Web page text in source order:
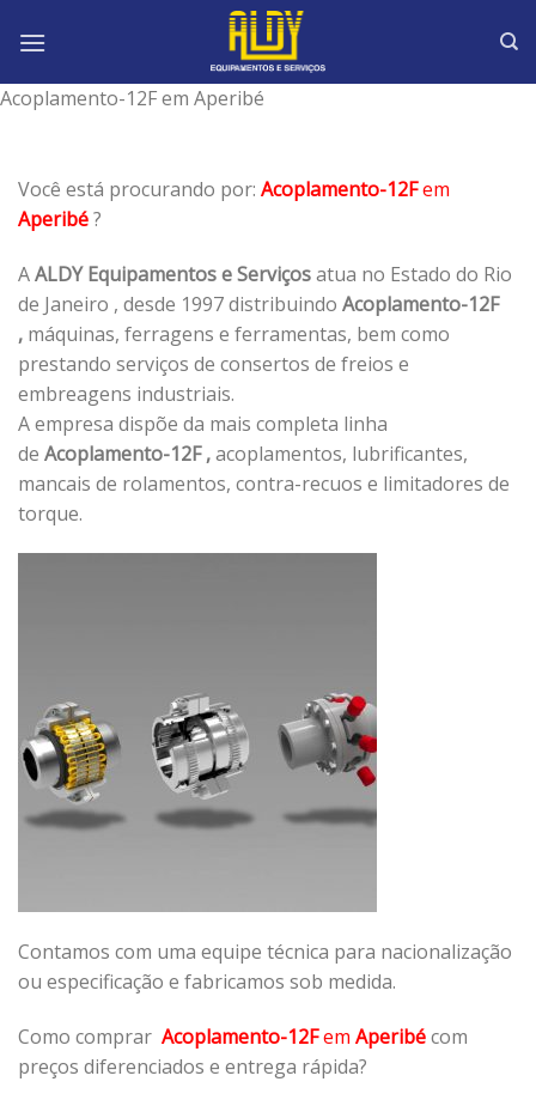
Acoplamento-12F em Aperibé
Você está procurando por: Acoplamento-12Fem
Aperibé?
AALDY Equipamentos e Serviçosatua no Estado do Rio
de Janeiro , desde 1997 distribuindo Acoplamento-12F
, máquinas, ferragens e ferramentas, bem como
prestando serviços de consertos de freios e
embreagens industriais.
A empresa dispõe da mais completa linha
de Acoplamento-12F ,acoplamentos, lubrificantes,
mancais de rolamentos, contra-recuos e limitadores de
torque.
Contamos com uma equipe técnica para nacionalização
ou especificação e fabricamos sob medida.
Como comprar Acoplamento-12Fem Aperibécom
preços diferenciados e entrega rápida?